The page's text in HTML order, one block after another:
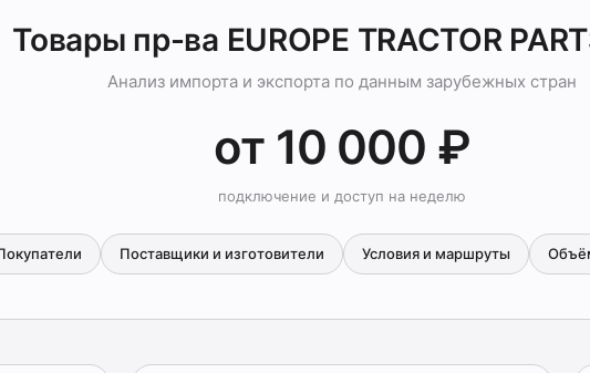
Товары пр-ва EUROPE TRACTOR
Анализ импорта и экспорта по данным зарубежных стран
от 10 000 ₽
подключение и доступ на неделю
Поставщики и изготовители Условия и маршруты